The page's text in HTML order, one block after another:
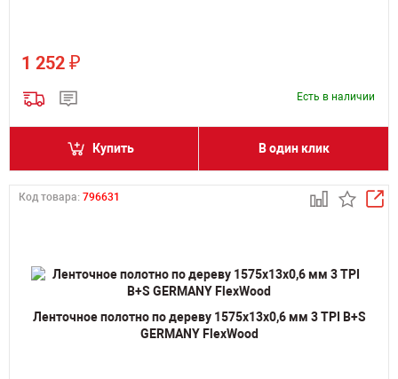
1 252 ₽
Есть в наличии
Купить В один клик
Код товара: 796631
Ленточное полотно по дереву 1575х13х0,6 мм 3 TPI B+S
GERMANY FlexWood